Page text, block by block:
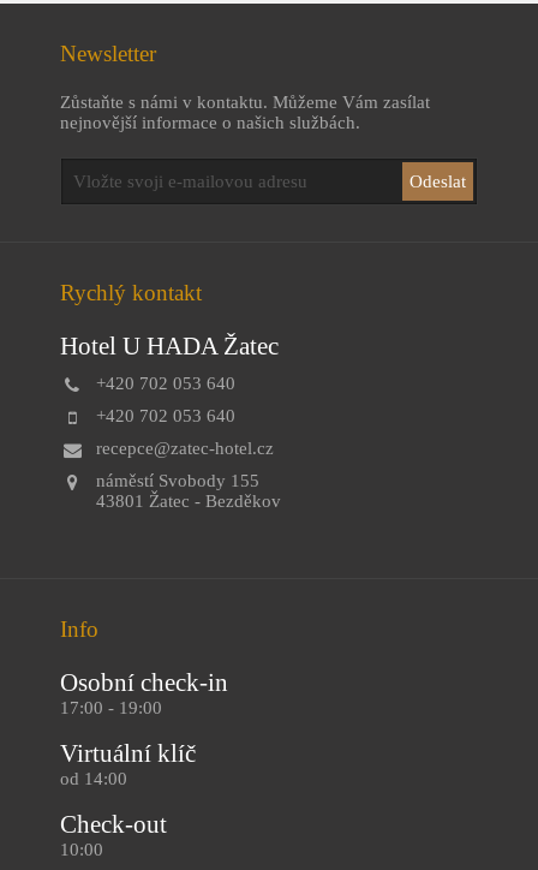
Newsletter
Zůstaňte s námi v kontaktu. Můžeme Vám zasílat
nejnovější informace o našich službách.
Rychlý kontakt
Hotel U HADA Žatec
+420 702 053 640
+420 702 053 640
recepce@zatec-hotel.cz
náměstí Svobody 155
43801 Žatec - Bezděkov
Info
Osobní check-in
17:00 - 19:00
Virtuální klíč
od 14:00
Check-out
10:00